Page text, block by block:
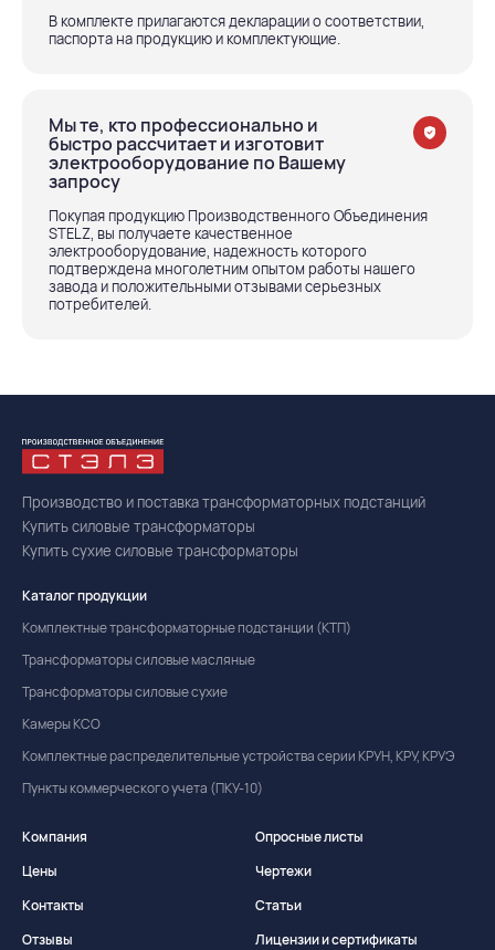
В комплекте прилагаются декларации о соответствии,
паспорта на продукцию и комплектующие.
Мы те, кто профессионально и
быстро рассчитает и изготовит
электрооборудование по Вашему
запросу
Покупая продукцию Производственного Объединения
STELZ, вы получаете качественное
электрооборудование, надежность которого
подтверждена многолетним опытом работы нашего
завода и положительными отзывами серьезных
потребителей.
Производство и поставка трансформаторных подстанций
Купить силовые трансформаторы
Купить сухие силовые трансформаторы
Каталог продукции
Комплектные трансформаторные подстанции (КТП)
Трансформаторы силовые масляные
Трансформаторы силовые сухие
Камеры КСО
Комплектные распределительные устройства серии КРУН, КРУ, КРУЭ
Пункты коммерческого учета (ПКУ-10)
Компания
Цены
Контакты
Отзывы
Опросные листы
Чертежи
Статьи
Лицензии и сертификаты